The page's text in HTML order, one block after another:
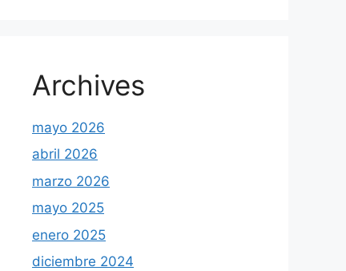
Archives
mayo 2026
abril 2026
marzo 2026
mayo 2025
enero 2025
diciembre 2024